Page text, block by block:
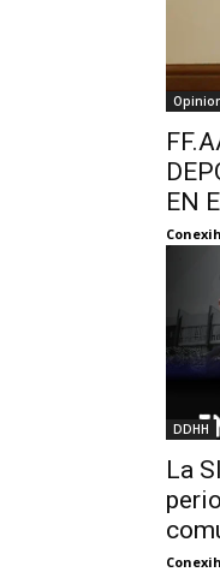
EN
DDHH
La